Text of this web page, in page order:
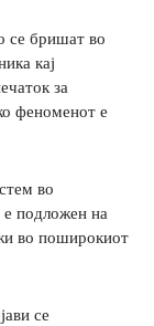
се бришат во
кај
за
феноменот е
во
е подложен на
во поширокиот
се